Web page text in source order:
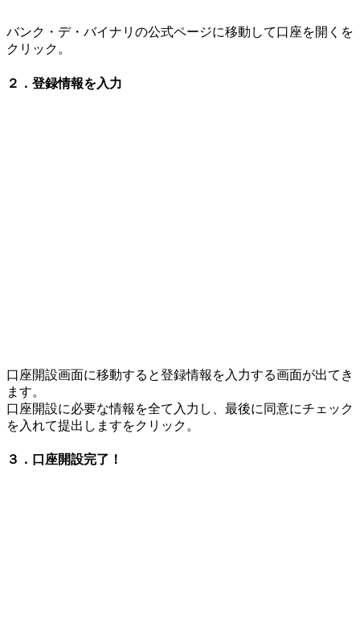
バンク・デ・バイナリの公式ページに移動して口座を開くを
クリック。
２．登録情報を入力
口座開設画面に移動すると登録情報を入力する画面が出てき
ます。
口座開設に必要な情報を全て入力し、最後に同意にチェック
を入れて提出しますをクリック。
３．口座開設完了！